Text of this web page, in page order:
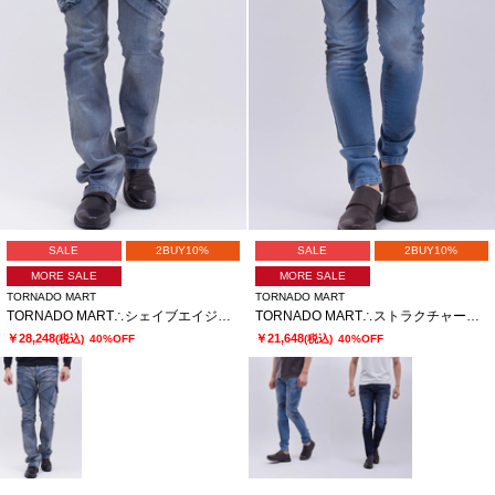
SALE 2BUY10%
MORE SALE
TORNADO MART
TORNADO MART∴シェイブエイジカーゴデニム
￥28,248(税込) 40%OFF
SALE 2BUY10%
MORE SALE
TORNADO MART
TORNADO MART∴ストラクチャーフェードスキニーデニム
￥21,648(税込) 40%OFF